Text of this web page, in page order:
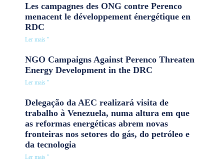
Les campagnes des ONG contre Perenco
menacent le développement énergétique en
RDC
Ler mais "
NGO Campaigns Against Perenco Threaten
Energy Development in the DRC
Ler mais "
Delegação da AEC realizará visita de
trabalho à Venezuela, numa altura em que
as reformas energéticas abrem novas
fronteiras nos setores do gás, do petróleo e
da tecnologia
Ler mais "